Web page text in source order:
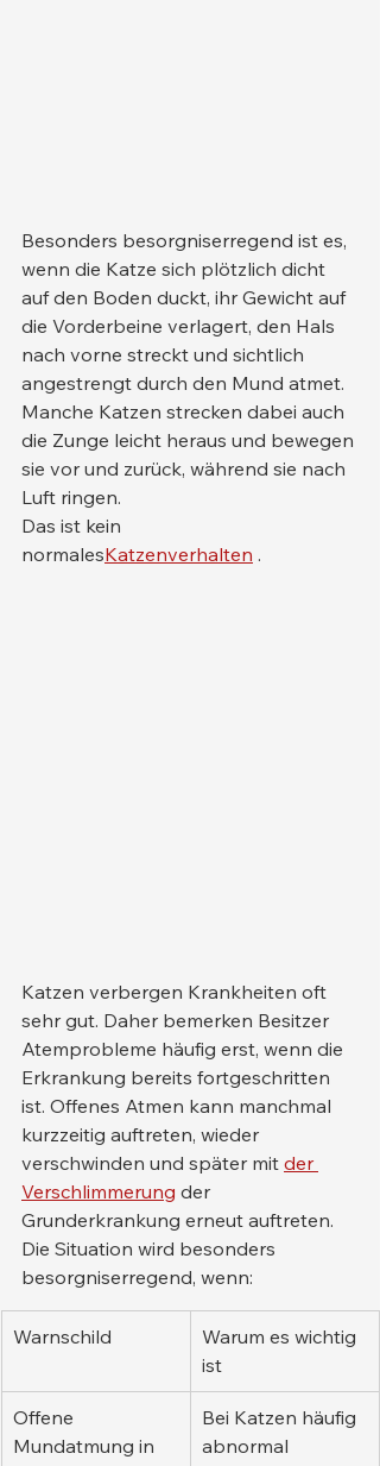
Besonders besorgniserregend ist es,
wenn die Katze sich plötzlich dicht
auf den Boden duckt, ihr Gewicht auf
die Vorderbeine verlagert, den Hals
nach vorne streckt und sichtlich
angestrengt durch den Mund atmet.
Manche Katzen strecken dabei auch
die Zunge leicht heraus und bewegen
sie vor und zurück, während sie nach
Luft ringen.
Das ist kein
normalesKatzenverhalten .
Katzen verbergen Krankheiten oft
sehr gut. Daher bemerken Besitzer
Atemprobleme häufig erst, wenn die
Erkrankung bereits fortgeschritten
ist. Offenes Atmen kann manchmal
kurzzeitig auftreten, wieder
verschwinden und später mit der
Verschlimmerung der
Grunderkrankung erneut auftreten.
Die Situation wird besonders
besorgniserregend, wenn:
Warnschild
Warum es wichtig
ist
Offene
Mundatmung in
Bei Katzen häufig
abnormal